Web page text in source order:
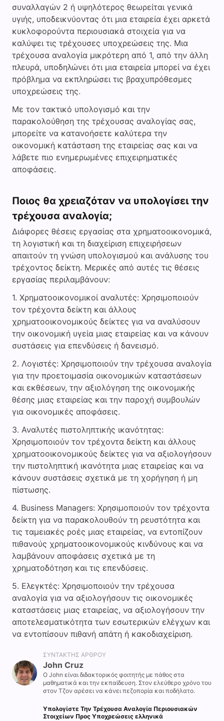
συναλλαγών 2 ή υψηλότερος θεωρείται γενικά
υγιής, υποδεικνύοντας ότι μια εταιρεία έχει αρκετά
κυκλοφορούντα περιουσιακά στοιχεία για να
καλύψει τις τρέχουσες υποχρεώσεις της. Μια
τρέχουσα αναλογία μικρότερη από 1, από την άλλη
πλευρά, υποδηλώνει ότι μια εταιρεία μπορεί να έχει
πρόβλημα να εκπληρώσει τις βραχυπρόθεσμες
υποχρεώσεις της.
Με τον τακτικό υπολογισμό και την
παρακολούθηση της τρέχουσας αναλογίας σας,
μπορείτε να κατανοήσετε καλύτερα την
οικονομική κατάσταση της εταιρείας σας και να
λάβετε πιο ενημερωμένες επιχειρηματικές
αποφάσεις.
Ποιος θα χρειαζόταν να υπολογίσει την
τρέχουσα αναλογία;
Διάφορες θέσεις εργασίας στα χρηματοοικονομικά,
τη λογιστική και τη διαχείριση επιχειρήσεων
απαιτούν τη γνώση υπολογισμού και ανάλυσης του
τρέχοντος δείκτη. Μερικές από αυτές τις θέσεις
εργασίας περιλαμβάνουν:
Χρηματοοικονομικοί αναλυτές: Χρησιμοποιούν
τον τρέχοντα δείκτη και άλλους
χρηματοοικονομικούς δείκτες για να αναλύσουν
την οικονομική υγεία μιας εταιρείας και να κάνουν
συστάσεις για επενδύσεις ή δανεισμό.
Λογιστές: Χρησιμοποιούν την τρέχουσα αναλογία
για την προετοιμασία οικονομικών καταστάσεων
και εκθέσεων, την αξιολόγηση της οικονομικής
θέσης μιας εταιρείας και την παροχή συμβουλών
για οικονομικές αποφάσεις.
Αναλυτές πιστοληπτικής ικανότητας:
Χρησιμοποιούν τον τρέχοντα δείκτη και άλλους
χρηματοοικονομικούς δείκτες για να αξιολογήσουν
την πιστοληπτική ικανότητα μιας εταιρείας και να
κάνουν συστάσεις σχετικά με τη χορήγηση ή μη
πίστωσης.
Business Managers: Χρησιμοποιούν τον τρέχοντα
δείκτη για να παρακολουθούν τη ρευστότητα και
τις ταμειακές ροές μιας εταιρείας, να εντοπίζουν
πιθανούς χρηματοοικονομικούς κινδύνους και να
λαμβάνουν αποφάσεις σχετικά με τη
χρηματοδότηση και τις επενδύσεις.
Ελεγκτές: Χρησιμοποιούν την τρέχουσα
αναλογία για να αξιολογήσουν τις οικονομικές
καταστάσεις μιας εταιρείας, να αξιολογήσουν την
αποτελεσματικότητα των εσωτερικών ελέγχων και
να εντοπίσουν πιθανή απάτη ή κακοδιαχείριση.
ΣΥΝΤΆΚΤΗΣ ΆΡΘΡΟΥ
John Cruz
Ο John είναι διδακτορικός φοιτητής με πάθος στα
μαθηματικά και την εκπαίδευση. Στον ελεύθερο χρόνο του
στον Τζον αρέσει να κάνει πεζοπορία και ποδήλατο.
Υπολογίστε Την Τρέχουσα Αναλογία Περιουσιακών
Στοιχείων Προς Υποχρεώσεις ελληνικά